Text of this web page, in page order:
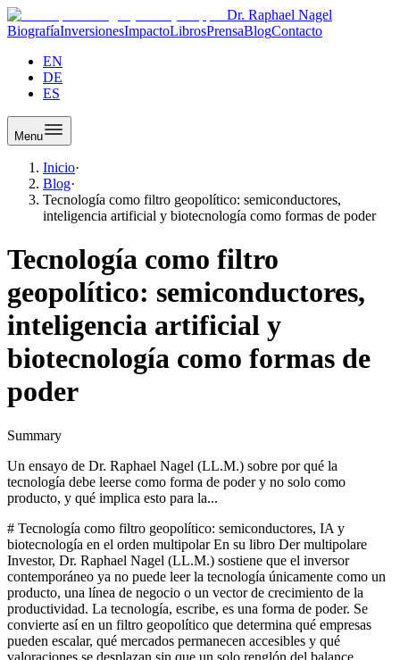
Dr. Raphael Nagel
BiografíaInversionesImpactoLibrosPrensaBlogContacto
EN
DE
ES
Menu
Inicio·
Blog·
Tecnología como filtro geopolítico: semiconductores,
inteligencia artificial y biotecnología como formas de poder
Tecnología como filtro
geopolítico: semiconductores,
inteligencia artificial y
biotecnología como formas de
poder
Summary
Un ensayo de Dr. Raphael Nagel (LL.M.) sobre por qué la
tecnología debe leerse como forma de poder y no solo como
producto, y qué implica esto para la...
# Tecnología como filtro geopolítico: semiconductores, IA y biotecnología en el orden multipolar En su libro Der multipolare Investor, Dr. Raphael Nagel (LL.M.) sostiene que el inversor contemporáneo ya no puede leer la tecnología únicamente como un producto, una línea de negocio o un vector de crecimiento de la productividad. La tecnología, escribe, es una forma de poder. Se convierte así en un filtro geopolítico que determina qué empresas pueden escalar, qué mercados permanecen accesibles y qué valoraciones se desplazan sin que un solo renglón del balance cambie. Este ensayo recoge esa tesis y la examina a través de tres campos en los que la lógica del poder se ha vuelto inseparable de la lógica del capital: los semiconductores, la inteligencia artificial y la biotecnología. Para el inversor europeo, aceptar esta lectura no es una concesión ideológica sino una condición de trabajo. ## La tecnología como forma de poder, no como sector En la fase unipolar que Dr. Raphael Nagel (LL.M.) describe como la zona de confort del capital occidental, la tecnología se trataba como un sector entre otros. Tenía sus múltiplos, sus curvas de adopción y sus modelos de valoración específicos, pero operaba bajo la misma premisa que el resto de la economía global: reglas convergentes, capital libre, competencia por productividad. Esa premisa ya no se sostiene. La tecnología dejó de ser un sector neutral para convertirse en la infraestructura de la rivalidad estratégica entre órdenes competidores. Entender la tecnología como forma de poder significa aceptar que determinados bienes y capacidades no son solo vendibles, sino decisivos. Los semiconductores condicionan la capacidad militar, industrial y computacional de un Estado. La inteligencia artificial redefine la productividad de todos los sectores simultáneamente y reescribe la economía de la información. La biotecnología interviene en la expectativa de vida, en la seguridad alimentaria y en la arquitectura de los sistemas sanitarios. Cuando un bien cumple estas funciones, su producción, su propiedad y su acceso dejan de ser asuntos exclusivamente mercantiles. La consecuencia analítica, en línea con el argumento del libro, es que el inversor no puede limitarse a leer balances. Debe leer políticas, regulaciones, alianzas, restricciones de exportación y decisiones de inversión pública. Esta lectura doble, financiera y política, es la que el autor denomina la labor del traductor de poder. Sin ella, la asignación tecnológica se construye sobre un fundamento que ya no corresponde con la realidad operativa. ## Semiconductores: la arquitectura material del orden multipolar El caso paradigmático es el de los semiconductores. Los controles de exportación estadounidenses sobre chips avanzados y sobre equipos de litografía, junto con la presión sobre compañías como Nvidia y ASML, no son episodios regulatorios puntuales. Son una arquitectura de contención tecnológica en la que la política industrial y la política exterior se funden. Cuando la administración estadounidense limita las exportaciones de determinados aceleradores de inteligencia artificial hacia China, no está aplicando una sanción aislada. Está redefiniendo la geografía económica de una cadena de valor global. El CHIPS Act estadounidense y los esfuerzos paralelos europeos y asiáticos para relocalizar capacidades de fabricación operan bajo la misma premisa que describe Dr. Raphael Nagel (LL.M.): la dependencia en un bien estratégico se ha vuelto inadmisible para el Estado que pretende preservar su autonomía. Lo relevante para el inversor es que estas decisiones modifican la estructura de costes de capital, la localización de las fábricas, el perfil de clientes accesibles y, en último término, la prima de riesgo de cada empresa del sector, aunque sus flujos de caja inmediatos no hayan cambiado. Una empresa de semiconductores domiciliada en Taiwán, formalmente clasificada como emergente, no opera en un mercado emergente. Opera en la zona de fricción entre la arquitectura de seguridad estadounidense y la reivindicación de soberanía china. Una planta relocalizada a Arizona no cambia solo de dirección postal, sino de sistema de reglas, de base de costes y de exposición política. El inversor que clasifica estas posiciones únicamente por sector y país no ve lo que realmente tiene en cartera. ## Inteligencia artificial y el desplazamiento de valor sin cambio fundamental La inteligencia artificial ilustra con especial claridad la tesis central del capítulo que Dr. Raphael Nagel (LL.M.) dedica a la tecnología como filtro geopolítico: los desplazamientos de valoración pueden producirse sin ningún cambio en los datos fundamentales de la empresa. Una compañía como Nvidia puede ver modificada su valoración, su base de clientes accesibles y su trayectoria de crecimiento por decisiones administrativas que no aparecen en su cuenta de resultados hasta varios trimestres después. El mercado ejecuta la política antes de reflejarla contablemente. El caso de ByteDance y las discusiones sobre su estructura de propiedad señalan otra dimensión. No se trata solo de a quién pertenece una empresa, sino de qué jurisdicción controla sus datos, sus modelos y su acceso a mercados estratégicos. Las restricciones sobre inversiones estadounidenses en empresas chinas de inteligencia artificial, las condiciones impuestas a plataformas que operan en varios bloques y los debates sobre soberanía algorítmica convierten la propiedad tecnológica en una cuestión de alineamiento geopolítico. Para el inversor europeo esto tiene una consecuencia precisa. La exposición a compañías de inteligencia artificial ya no puede evaluarse únicamente con métricas de crecimiento y márgenes. Debe evaluarse también con un mapa de exposición regulatoria. Qué jurisdicciones pueden vetar el acceso a determinados clientes. Qué controles de exportación pueden comprimir el mercado direccionable. Qué decisiones sobre propiedad y datos pueden alterar la estructura accionarial. Este mapa no aparece en los informes anuales. Debe construirse deliberadamente. ## Biotecnología: la tercera frontera del filtro geopolítico La biotecnología es el campo en el que la dimensión política de la tecnología se hará visible con mayor intensidad durante la próxima década. La pandemia mostró con dureza que la producción de principios activos, de vacunas y de insumos médicos básicos está concentrada en un número reducido de jurisdicciones. Esa concentración, leída en clave de mercado, era eficiencia. Leída en clave de poder, era dependencia. Los Estados que la reconocieron comenzaron a rediseñar sus cadenas de suministro farmacéutico como infraestructura crítica. En la biotecnología se cruzan varias capas que el libro de Dr. Raphael Nagel (LL.M.) identifica por separado: la tecnología como forma de poder, la regulación como arquitectura competitiva, la cadena de suministro como categoría de seguridad y la cultura como código de legitimidad. Las aprobaciones regulatorias europeas, los programas estadounidenses de biofabricación doméstica y la política china de autosuficiencia farmacéutica configuran un terreno donde las valoraciones no dependen solo de la eficacia clínica, sino también de la jurisdicción en la que se obtiene la aprobación y del bloque al que pertenece la cadena de producción. Para el capital europeo, la biotecnología representa tanto una vulnerabilidad como una posibilidad estructural. Vulnerabilidad por la dependencia de insumos producidos fuera del continente. Posibilidad por la densidad institucional europea en investigación, regulación y estándares, que el autor describe como la fortaleza subestimada del bloque. El inversor que traduce esta dualidad en asignación concreta no apuesta por una narrativa de crecimiento sectorial, sino por una posición en una arquitectura de soberanía en construcción. ## Consecuencias para la asignación tecnológica europea El inversor europeo opera en una situación peculiar. Su moneda es una de las grandes divisas de reserva, pero no dispone de una política industrial tecnológica comparable en escala a la estadounidense o a la china. Su mercado de capitales es profundo en algunos segmentos y fragmentado en otros. Su marco regulatorio marca estándares globales, pero no siempre se traduce en campeones industriales propios. En este contexto, la asignación tecnológica no puede copiarse de modelos pensados para mercados homogéneos. La primera consecuencia, siguiendo la lógica del libro, es que el inversor europeo debe decidir de manera explícita en qué sistemas de reglas quiere tener exposición tecnológica y en cuáles desea evitarla. Esta decisión no es ideológica. Es estratégica. Implica analizar si la exposición a determinados fabricantes de semiconductores estadounidenses, asiáticos o europeos ofrece la misma calidad de derechos, la misma previsibilidad regulatoria y la misma resistencia ante sanciones cruzadas. La segunda consecuencia es que los índices tecnológicos globales, por muy diversificados que parezcan, contienen concentraciones sistémicas que no se ven a simple vista. Un fondo indexado tecnológico está fuertemente expuesto a un único sistema jurídico, a un único régimen de controles de exportación y a una única lógica de política industrial. Esto no descalifica al fondo, pero obliga al inversor a reconocer la naturaleza real de su posición. La tercera consecuencia es una invitación a la paciencia analítica. Los desplazamientos de valor inducidos por el filtro geopolítico no siguen el calendario trimestral. Operan en ciclos largos, en ondas regulatorias y en cambios de alianzas que maduran durante años. El inversor que traduce el poder en capital necesita horizontes que soporten esa asincronía, y reservas de liquidez que le permitan actuar cuando el filtro se reconfigura. La tesis que atraviesa Der multipolare Investor encuentra en la tecnología su expresión más nítida. Cuando Dr. Raphael Nagel (LL.M.) afirma que el inversor moderno debe